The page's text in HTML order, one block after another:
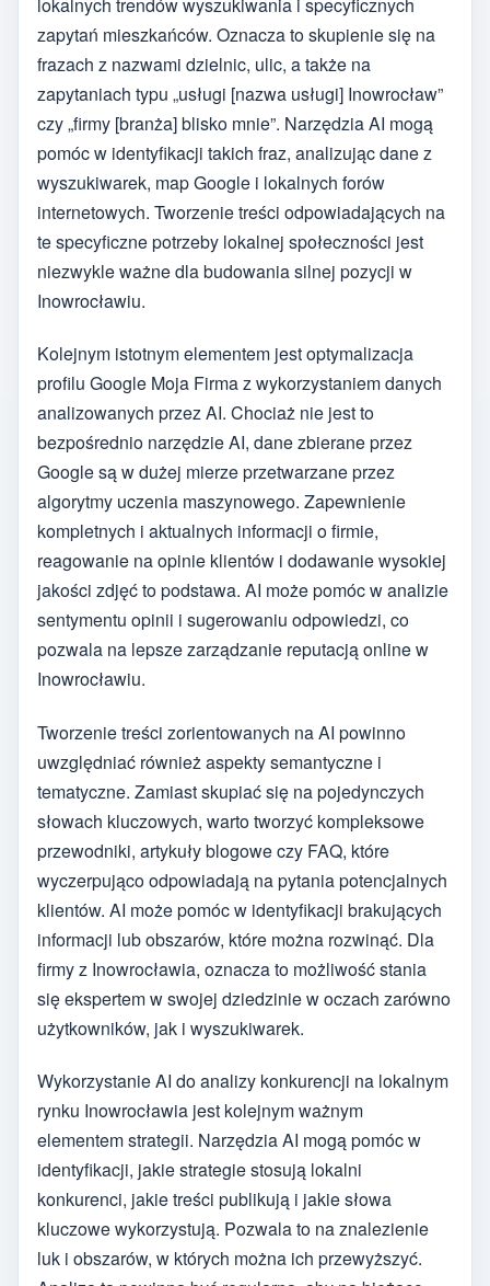
zapytań mieszkańców. Oznacza to skupienie się na
frazach z nazwami dzielnic, ulic, a także na
zapytaniach typu „usługi [nazwa usługi] Inowrocław”
czy „firmy [branża] blisko mnie”. Narzędzia AI mogą
pomóc w identyfikacji takich fraz, analizując dane z
wyszukiwarek, map Google i lokalnych forów
internetowych. Tworzenie treści odpowiadających na
te specyficzne potrzeby lokalnej społeczności jest
niezwykle ważne dla budowania silnej pozycji w
Inowrocławiu.
Kolejnym istotnym elementem jest optymalizacja
profilu Google Moja Firma z wykorzystaniem danych
analizowanych przez AI. Chociaż nie jest to
bezpośrednio narzędzie AI, dane zbierane przez
Google są w dużej mierze przetwarzane przez
algorytmy uczenia maszynowego. Zapewnienie
kompletnych i aktualnych informacji o firmie,
reagowanie na opinie klientów i dodawanie wysokiej
jakości zdjęć to podstawa. AI może pomóc w analizie
sentymentu opinii i sugerowaniu odpowiedzi, co
pozwala na lepsze zarządzanie reputacją online w
Inowrocławiu.
Tworzenie treści zorientowanych na AI powinno
uwzględniać również aspekty semantyczne i
tematyczne. Zamiast skupiać się na pojedynczych
słowach kluczowych, warto tworzyć kompleksowe
przewodniki, artykuły blogowe czy FAQ, które
wyczerpująco odpowiadają na pytania potencjalnych
klientów. AI może pomóc w identyfikacji brakujących
informacji lub obszarów, które można rozwinąć. Dla
firmy z Inowrocławia, oznacza to możliwość stania
się ekspertem w swojej dziedzinie w oczach zarówno
użytkowników, jak i wyszukiwarek.
Wykorzystanie AI do analizy konkurencji na lokalnym
rynku Inowrocławia jest kolejnym ważnym
elementem strategii. Narzędzia AI mogą pomóc w
identyfikacji, jakie strategie stosują lokalni
konkurenci, jakie treści publikują i jakie słowa
kluczowe wykorzystują. Pozwala to na znalezienie
luk i obszarów, w których można ich przewyższyć.